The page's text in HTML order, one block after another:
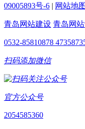
09005893号-6 | 网站地图
青岛网站建设 青岛网
0532-85810878
扫码添加微信
官方公众号
2054585360